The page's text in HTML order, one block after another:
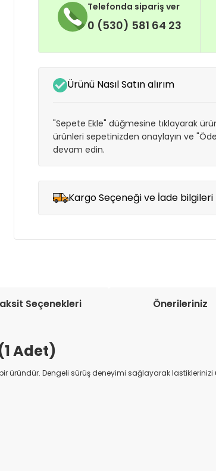
Telefonda sipariş ver
0 (530) 581 64 23
Ürünü Nasıl Satın alırım
"Sepete Ekle" düğmesine tıklayarak
ürünleri sepetinizden onaylayın ve
devam edin.
Kargo Seçeneği ve İade bilgileri
Seçenekleri Önerileriniz
Adet)
üründür. Dengeli sürüş deneyimi sağlayarak